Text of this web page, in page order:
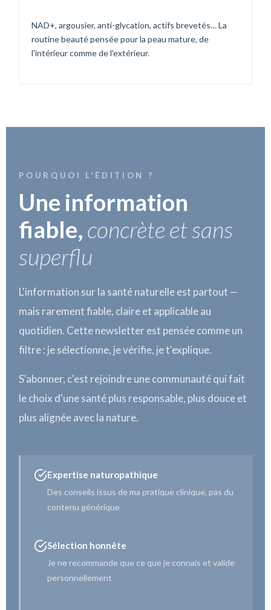
NAD+, argousier, anti-glycation, actifs brevetés… La
routine beauté pensée pour la peau mature, de
l'intérieur comme de l'extérieur.
POURQUOI L'ÉDITION ?
Une information
fiable,concrète et sans
superflu
L'information sur la santé naturelle est partout —
mais rarement fiable, claire et applicable au
quotidien. Cette newsletter est pensée comme un
filtre : je sélectionne, je vérifie, je t'explique.
S'abonner, c'est rejoindre une communauté qui fait
le choix d'une santé plus responsable, plus douce et
plus alignée avec la nature.
Expertise naturopathique
Des conseils issus de ma pratique clinique, pas du
contenu générique
Sélection honnête
Je ne recommande que ce que je connais et valide
personnellement